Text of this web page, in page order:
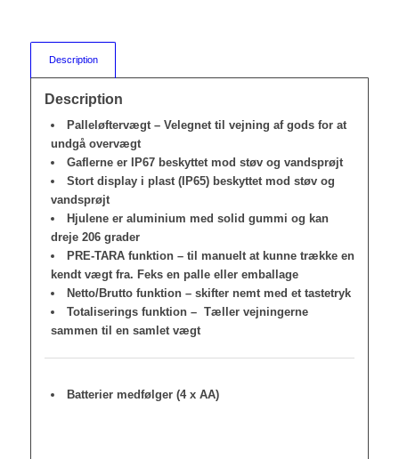
Description
Description
Palleløftervægt – Velegnet til vejning af gods for at
undgå overvægt
Gaflerne er IP67 beskyttet mod støv og vandsprøjt
Stort display i plast (IP65) beskyttet mod støv og
vandsprøjt
Hjulene er aluminium med solid gummi og kan
dreje 206 grader
PRE-TARA funktion – til manuelt at kunne trække en
kendt vægt fra. Feks en palle eller emballage
Netto/Brutto funktion – skifter nemt med et tastetryk
Totaliserings funktion – Tæller vejningerne
sammen til en samlet vægt
Batterier medfølger (4 x AA)